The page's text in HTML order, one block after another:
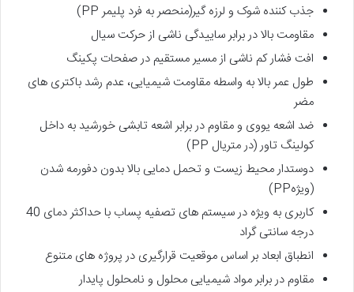
جذب کننده شوک و لرزه گیر(منحصر به فرد پلیمر PP)
مقاومت بالا در برابر ساییدگی ناشی از حرکت سیال
افت فشار کم ناشی از مسیر مستقیم در صفحات پکینگ
طول عمر بالا به واسطه مقاومت شیمیایی، عدم رشد باکتری های
مضر
ضد اشعه یووی و مقاوم در برابر اشعه تابشی خورشید به داخل
کولینگ تاور (در متریال PP)
دوستدار محیط زیست و تحمل دمایی بالا بدون دفورمه شدن
(ویژهPP)
کاربری به ویژه در سیستم های تصفیه پساب با حداکثر دمای 40
درجه سانتی گراد
انطباق ابعاد بر اساس موقعیت قرارگیری در پروژه های متنوع
مقاوم در برابر مواد شیمیایی محلول و نامحلول پایدار